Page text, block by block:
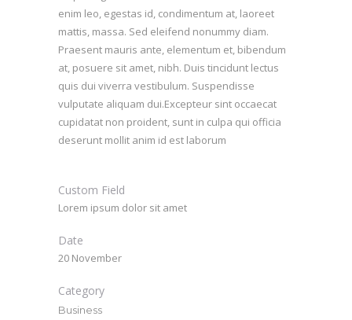
enim leo, egestas id, condimentum at, laoreet
mattis, massa. Sed eleifend nonummy diam.
Praesent mauris ante, elementum et, bibendum
at, posuere sit amet, nibh. Duis tincidunt lectus
quis dui viverra vestibulum. Suspendisse
vulputate aliquam dui.Excepteur sint occaecat
cupidatat non proident, sunt in culpa qui officia
deserunt mollit anim id est laborum
Custom Field
Lorem ipsum dolor sit amet
Date
20 November
Category
Business